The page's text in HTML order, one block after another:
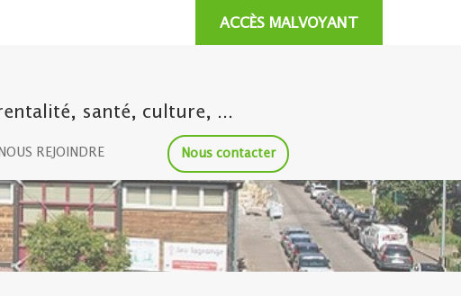
ACCÈS MALVOYANT
santé, culture, ...
NOUS REJOINDRE Nous contacter